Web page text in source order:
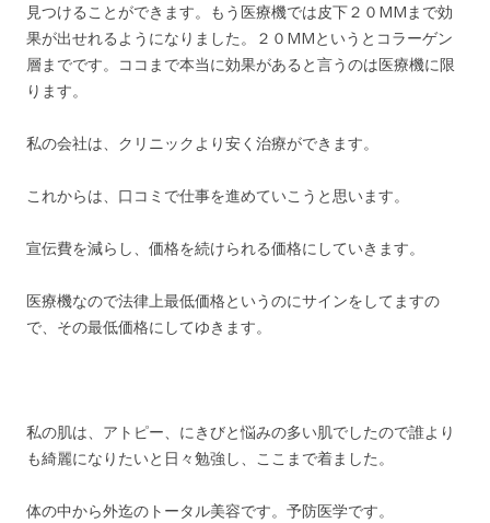
見つけることができます。もう医療機では皮下２０MMまで効
果が出せれるようになりました。２０MMというとコラーゲン
層までです。ココまで本当に効果があると言うのは医療機に限
ります。
私の会社は、クリニックより安く治療ができます。
これからは、口コミで仕事を進めていこうと思います。
宣伝費を減らし、価格を続けられる価格にしていきます。
医療機なので法律上最低価格というのにサインをしてますの
で、その最低価格にしてゆきます。
私の肌は、アトピー、にきびと悩みの多い肌でしたので誰より
も綺麗になりたいと日々勉強し、ここまで着ました。
体の中から外迄のトータル美容です。予防医学です。